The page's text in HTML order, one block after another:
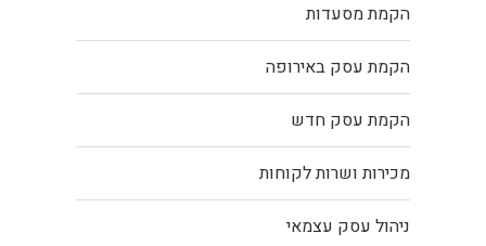
הקמת מסעדות
הקמת עסק באירופה
הקמת עסק חדש
מכירות ושרות לקוחות
ניהול עסק עצמאי